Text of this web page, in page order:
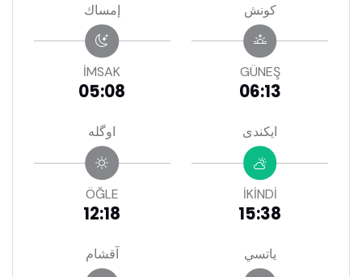
إمساك
İMSAK
05:08
كونش
GÜNEŞ
06:13
اوگله
ÖĞLE
12:18
ايكندى
İKİNDİ
15:38
آقشام ياتسي